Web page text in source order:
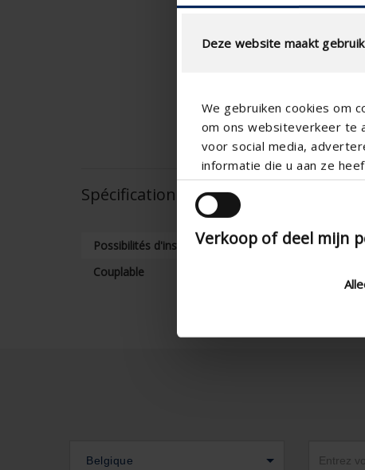
Deze website maakt
We gebruiken cookies om
om ons websiteverkeer te
voor social media,
informatie die u aan ze
Verkoop of deel mijn
Spécifications techniques
Possibilités d'installation
Couplable
Belgique